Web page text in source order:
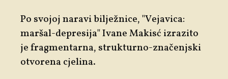
Po svojoj naravi bilježnice, "Vejavica:
maršal-depresija"Ivane Makisć izrazito
je fragmentarna, strukturno-značenjski
otvorena cjelina.